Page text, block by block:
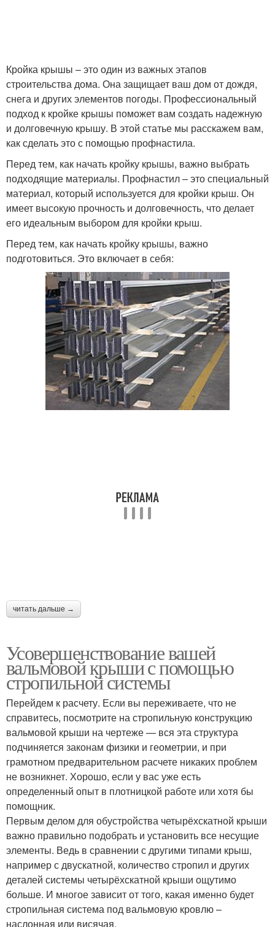
Кройка крышы – это один из важных этапов
строительства дома. Она защищает ваш дом от дождя,
снега и других элементов погоды. Профессиональный
подход к кройке крышы поможет вам создать надежную
и долговечную крышу. В этой статье мы расскажем вам,
как сделать это с помощью профнастила.
Перед тем, как начать кройку крышы, важно выбрать
подходящие материалы. Профнастил – это специальный
материал, который используется для кройки крыш. Он
имеет высокую прочность и долговечность, что делает
его идеальным выбором для кройки крыш.
Перед тем, как начать кройку крышы, важно
подготовиться. Это включает в себя:
читать дальше →
Усовершенствование вашей
вальмовой крыши с помощью
стропильной системы
Перейдем к расчету. Если вы переживаете, что не
справитесь, посмотрите на стропильную конструкцию
вальмовой крыши на чертеже — вся эта структура
подчиняется законам физики и геометрии, и при
грамотном предварительном расчете никаких проблем
не возникнет. Хорошо, если у вас уже есть
определенный опыт в плотницкой работе или хотя бы
помощник.
Первым делом для обустройства четырёхскатной крыши
важно правильно подобрать и установить все несущие
элементы. Ведь в сравнении с другими типами крыш,
например с двускатной, количество стропил и других
деталей системы четырёхскатной крыши ощутимо
больше. И многое зависит от того, какая именно будет
стропильная система под вальмовую кровлю –
наслонная или висячая.